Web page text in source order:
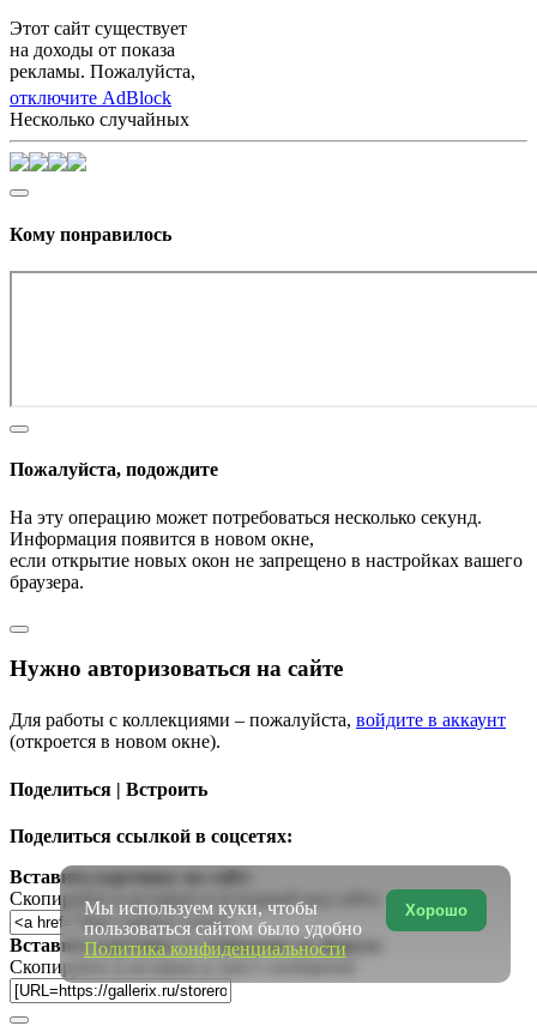
Этот сайт существует
на доходы от показа
рекламы. Пожалуйста,
отключите AdBlock
Несколько случайных
Кому понравилось
Пожалуйста, подождите
На эту операцию может потребоваться несколько секунд.
Информация появится в новом окне,
если открытие новых окон не запрещено в настройках вашего
браузера.
Нужно авторизоваться на сайте
Для работы с коллекциями – пожалуйста, войдите в аккаунт
(откроется в новом окне).
Поделиться | Встроить
Поделиться ссылкой в соцсетях:
Вставить картинку на сайт:
Скопируйте и вставьте в исходный код сайта
Вставить картинку в сообщение на форум:
Скопируйте и вставьте в текст сообщения
Хорошо
Мы используем куки, чтобы
пользоваться сайтом было удобно
Политика конфиденциальности